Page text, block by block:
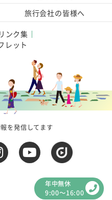
旅行会社の皆様へ
リンク集
レット
を発信してます
年中無休
9:00～16:00